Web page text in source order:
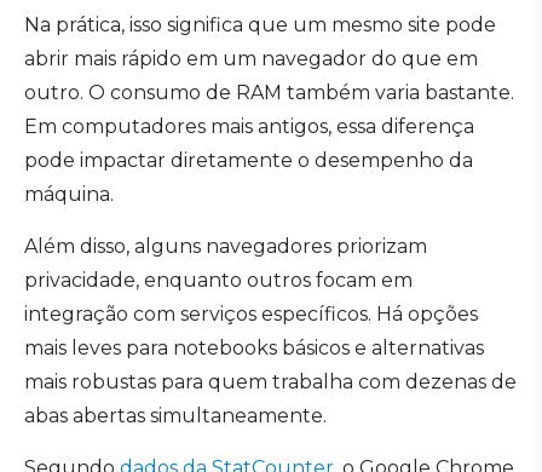
Na prática, isso significa que um mesmo site pode
abrir mais rápido em um navegador do que em
outro. O consumo de RAM também varia bastante.
Em computadores mais antigos, essa diferença
pode impactar diretamente o desempenho da
máquina.
Além disso, alguns navegadores priorizam
privacidade, enquanto outros focam em
integração com serviços específicos. Há opções
mais leves para notebooks básicos e alternativas
mais robustas para quem trabalha com dezenas de
abas abertas simultaneamente.